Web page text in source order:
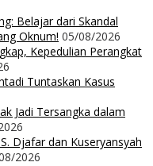
Belajar dari Skandal
Oknum! 05/08/2026
Kepedulian Perangkat
Tuntaskan Kasus
Jadi Tersangka dalam
Djafar dan Kuseryansyah
2026